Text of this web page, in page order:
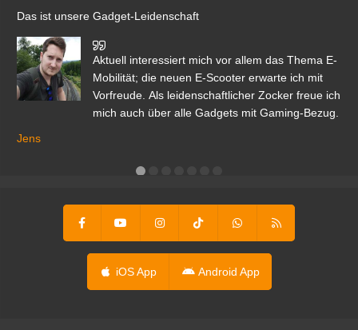
Das ist unsere Gadget-Leidenschaft
Aktuell interessiert mich vor allem das Thema E-
Mobilität; die neuen E-Scooter erwarte ich mit
Vorfreude. Als leidenschaftlicher Zocker freue ich
mich auch über alle Gadgets mit Gaming-Bezug.
Jens
iOS App Android App